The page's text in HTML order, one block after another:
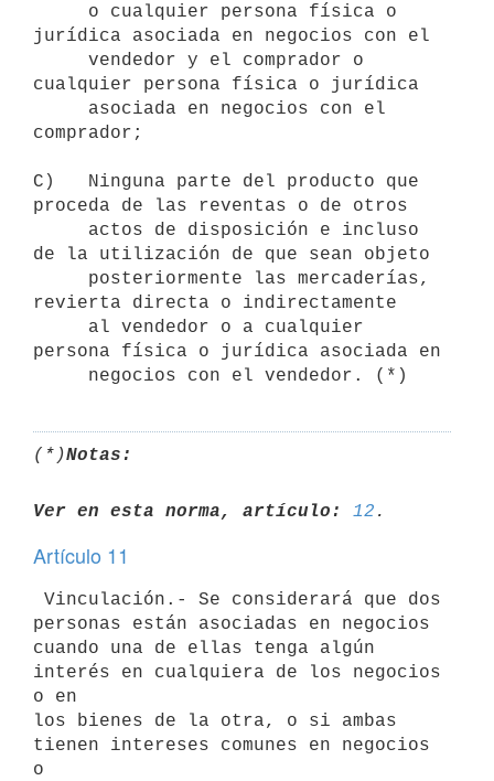
jurídica asociada en negocios con el
cualquier persona física o jurídica
comprador;
C)   Ninguna parte del producto que
proceda de las reventas o de otros
de la utilización de que sean objeto
revierta directa o indirectamente
persona física o jurídica asociada en
(*)Notas:
Ver en esta norma, artículo: 12
Artículo 11
personas están asociadas en negocios
cuando una de ellas tenga algún
interés en cualquiera de los negocios
o en
los bienes de la otra, o si ambas
tienen intereses comunes en negocios
o